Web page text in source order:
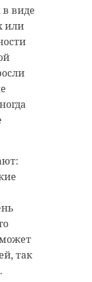
в виде
или
так
у
в